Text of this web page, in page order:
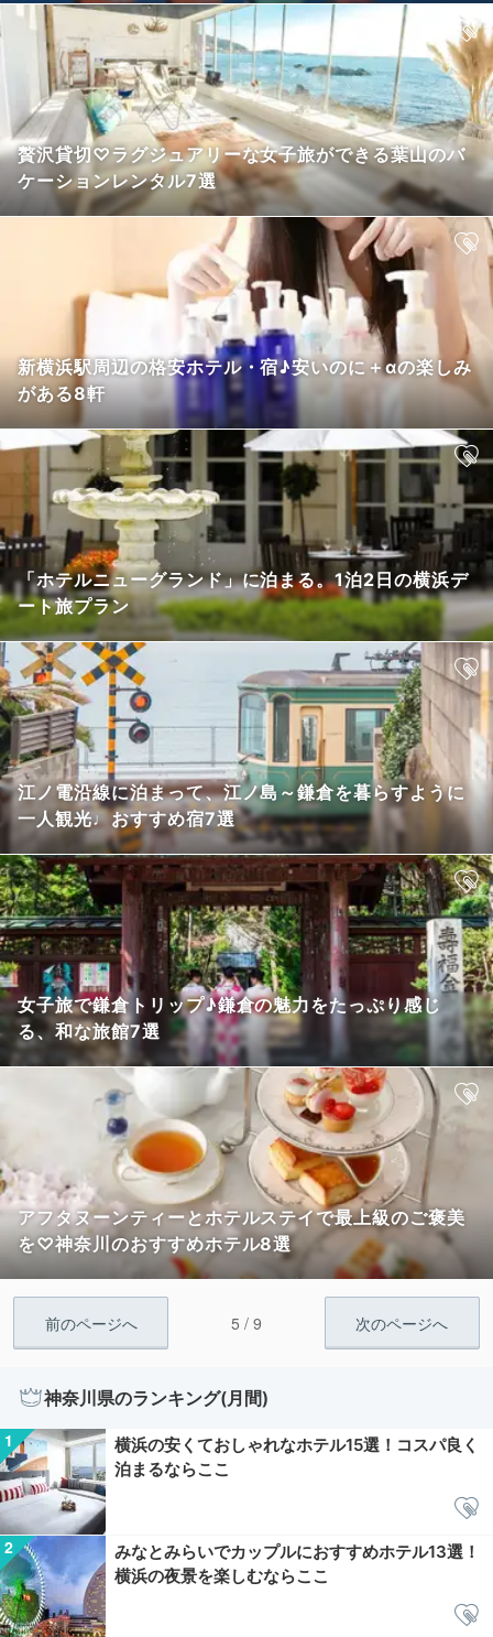
贅沢貸切♡ラグジュアリーな女子旅ができる葉山のバ
ケーションレンタル7選
新横浜駅周辺の格安ホテル・宿♪安いのに＋αの楽しみ
がある8軒
「ホテルニューグランド」に泊まる。1泊2日の横浜デ
ート旅プラン
江ノ電沿線に泊まって、江ノ島～鎌倉を暮らすように
一人観光♩おすすめ宿7選
女子旅で鎌倉トリップ♪鎌倉の魅力をたっぷり感じ
る、和な旅館7選
アフタヌーンティーとホテルステイで最上級のご褒美
を♡神奈川のおすすめホテル8選
前のページへ 5 / 9 次のページへ
神奈川県のランキング(月間)
横浜の安くておしゃれなホテル15選！コスパ良く
泊まるならここ
みなとみらいでカップルにおすすめホテル13選！
横浜の夜景を楽しむならここ